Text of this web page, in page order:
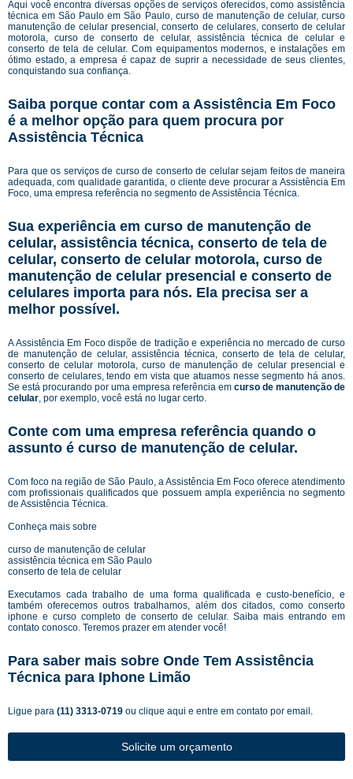
Aqui você encontra diversas opções de serviços oferecidos, como assistência
técnica em São Paulo em São Paulo, curso de manutenção de celular, curso
manutenção de celular presencial, conserto de celulares, conserto de celular
motorola, curso de conserto de celular, assistência técnica de celular e
conserto de tela de celular. Com equipamentos modernos, e instalações em
ótimo estado, a empresa é capaz de suprir a necessidade de seus clientes,
conquistando sua confiança.
Saiba porque contar com a Assistência Em Foco
é a melhor opção para quem procura por
Assistência Técnica
Para que os serviços de curso de conserto de celular sejam feitos de maneira
adequada, com qualidade garantida, o cliente deve procurar a Assistência Em
Foco, uma empresa referência no segmento de Assistência Técnica.
Sua experiência em curso de manutenção de
celular, assistência técnica, conserto de tela de
celular, conserto de celular motorola, curso de
manutenção de celular presencial e conserto de
celulares importa para nós. Ela precisa ser a
melhor possível.
A Assistência Em Foco dispõe de tradição e experiência no mercado de curso
de manutenção de celular, assistência técnica, conserto de tela de celular,
conserto de celular motorola, curso de manutenção de celular presencial e
conserto de celulares, tendo em vista que atuamos nesse segmento há anos.
Se está procurando por uma empresa referência em curso de manutenção de
celular, por exemplo, você está no lugar certo.
Conte com uma empresa referência quando o
assunto é curso de manutenção de celular.
Com foco na região de São Paulo, a Assistência Em Foco oferece atendimento
com profissionais qualificados que possuem ampla experiência no segmento
de Assistência Técnica.
Conheça mais sobre
curso de manutenção de celular
assistência técnica em São Paulo
conserto de tela de celular
Executamos cada trabalho de uma forma qualificada e custo-benefício, e
também oferecemos outros trabalhamos, além dos citados, como conserto
iphone e curso completo de conserto de celular. Saiba mais entrando em
contato conosco. Teremos prazer em atender você!
Para saber mais sobre Onde Tem Assistência
Técnica para Iphone Limão
Ligue para (11) 3313-0719 ou clique aqui e entre em contato por email.
Solicite um orçamento